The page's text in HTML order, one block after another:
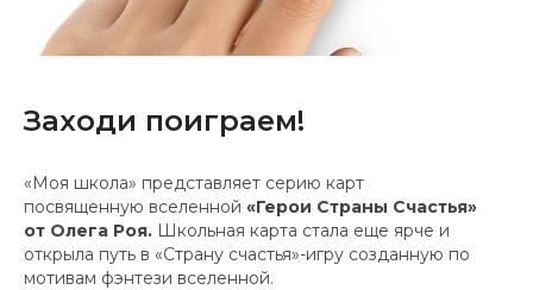
Заходи поиграем!
«Моя школа» представляет серию карт
посвященную вселенной «Герои Страны Счастья»
от Олега Роя. Школьная карта стала еще ярче и
открыла путь в «Страну счастья»-игру созданную по
мотивам фэнтези вселенной.